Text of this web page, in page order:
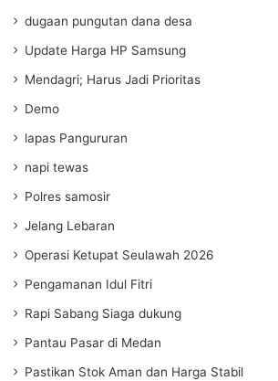
dugaan pungutan dana desa
Update Harga HP Samsung
Mendagri; Harus Jadi Prioritas
Demo
lapas Pangururan
napi tewas
Polres samosir
Jelang Lebaran
Operasi Ketupat Seulawah 2026
Pengamanan Idul Fitri
Rapi Sabang Siaga dukung
Pantau Pasar di Medan
Pastikan Stok Aman dan Harga Stabil